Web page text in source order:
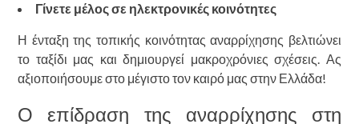
Γίνετε μέλος σε ηλεκτρονικές κοινότητες
Η ένταξη της τοπικής κοινότητας αναρρίχησης βελτιώνει
το ταξίδι μας και δημιουργεί μακροχρόνιες σχέσεις. Ας
αξιοποιήσουμε στο μέγιστο τον καιρό μας στην Ελλάδα!
Ο επίδραση της αναρρίχησης στη